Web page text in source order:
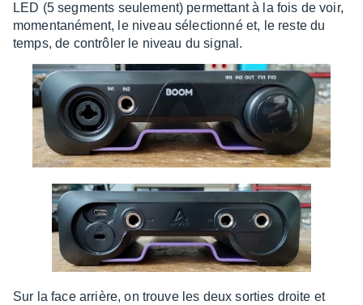
LED (5 segments seule­ment) permet­tant à la fois de voir,
momen­ta­né­ment, le niveau sélec­tionné et, le reste du
temps, de contrô­ler le niveau du signal.
Sur la face arrière, on trouve les deux sorties droite et